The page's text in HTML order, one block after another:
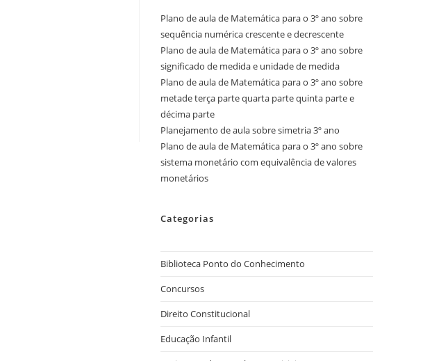
Plano de aula de Matemática para o 3º ano sobre
sequência numérica crescente e decrescente
Plano de aula de Matemática para o 3º ano sobre
significado de medida e unidade de medida
Plano de aula de Matemática para o 3º ano sobre
metade terça parte quarta parte quinta parte e
décima parte
Planejamento de aula sobre simetria 3º ano
Plano de aula de Matemática para o 3º ano sobre
sistema monetário com equivalência de valores
monetários
Categorias
Biblioteca Ponto do Conhecimento
Concursos
Direito Constitucional
Educação Infantil